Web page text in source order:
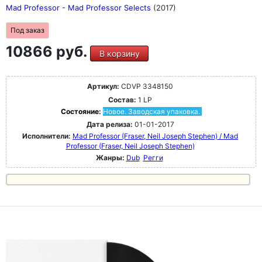
Mad Professor - Mad Professor Selects (2017)
Под заказ
10866 руб. В корзину
Артикул: CDVP 3348150
Состав: 1 LP
Состояние: Новое. Заводская упаковка.
Дата релиза: 01-01-2017
Исполнители: Mad Professor (Fraser, Neil Joseph Stephen) / Mad
Professor (Fraser, Neil Joseph Stephen)
Жанры: Dub Регги